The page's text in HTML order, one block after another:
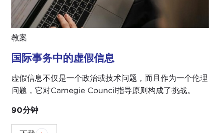
教案
国际事务中的虚假信息
虚假信息不仅是一个政治或技术问题，而且作为一个伦理
问题，它对Carnegie Council指导原则构成了挑战。
90分钟